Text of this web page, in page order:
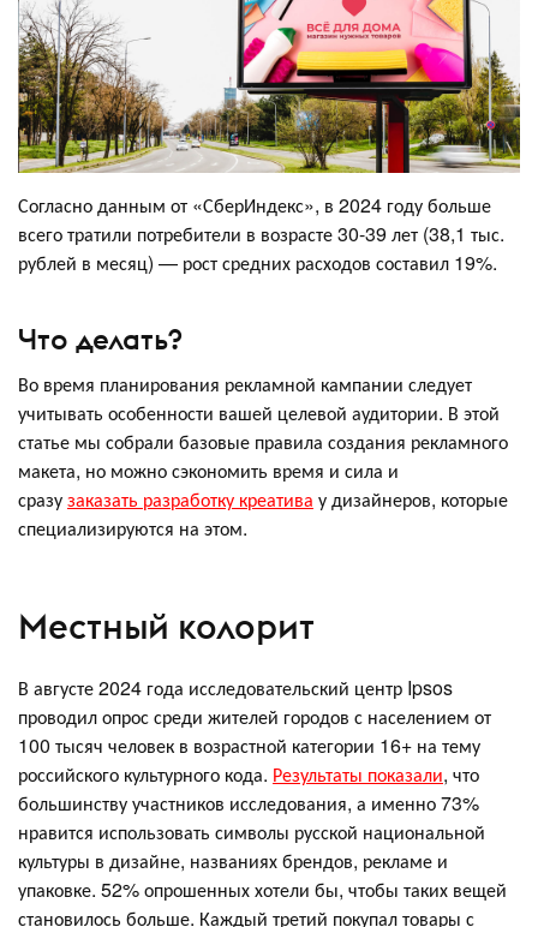
Согласно данным от «СберИндекс», в 2024 году больше
всего тратили потребители в возрасте 30-39 лет (38,1 тыс.
рублей в месяц) — рост средних расходов составил 19%.
Что делать?
Во время планирования рекламной кампании следует
учитывать особенности вашей целевой аудитории. В этой
статье мы собрали базовые правила создания рекламного
макета, но можно сэкономить время и сила и
сразузаказать разработку креатива у дизайнеров, которые
специализируются на этом.
Местный колорит
В августе 2024 года исследовательский центр Ipsos
проводил опрос среди жителей городов с населением от
100 тысяч человек в возрастной категории 16+ на тему
российского культурного кода. Результаты показали, что
большинству участников исследования, а именно 73%
нравится использовать символы русской национальной
культуры в дизайне, названиях брендов, рекламе и
упаковке. 52% опрошенных хотели бы, чтобы таких вещей
становилось больше. Каждый третий покупал товары с